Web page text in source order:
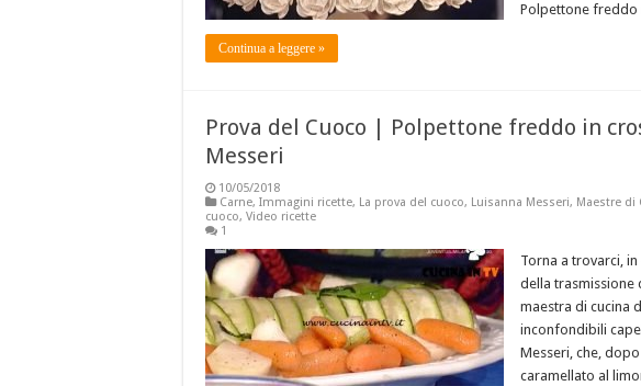
Polpettone freddo
Continua a leggere »
Prova del Cuoco | Polpettone freddo in
Messeri
10/05/2018
Carne, Immagini ricette, La prova del cuoco, Luisanna Messeri, Maestre di
cuoco, Video ricette
1
Torna a trovarci,
della trasmissione
maestra di cucina
inconfondibili
Messeri, che,
caramellato al